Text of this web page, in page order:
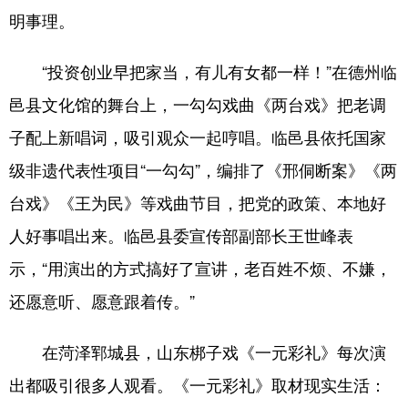
明事理。
“投资创业早把家当，有儿有女都一样！”在德州临
邑县文化馆的舞台上，一勾勾戏曲《两台戏》把老调
子配上新唱词，吸引观众一起哼唱。临邑县依托国家
级非遗代表性项目“一勾勾”，编排了《邢侗断案》《两
台戏》《王为民》等戏曲节目，把党的政策、本地好
人好事唱出来。临邑县委宣传部副部长王世峰表
示，“用演出的方式搞好了宣讲，老百姓不烦、不嫌，
还愿意听、愿意跟着传。”
在菏泽郓城县，山东梆子戏《一元彩礼》每次演
出都吸引很多人观看。《一元彩礼》取材现实生活：